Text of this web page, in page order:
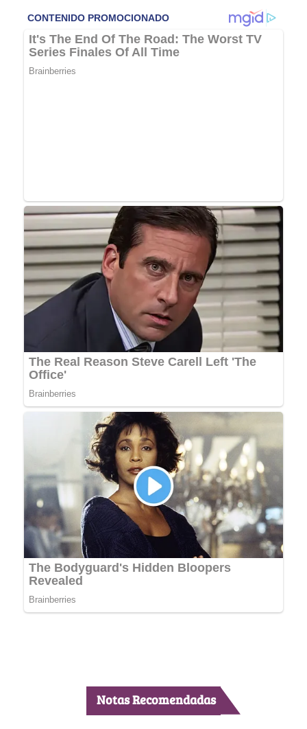
Notas Recomendadas